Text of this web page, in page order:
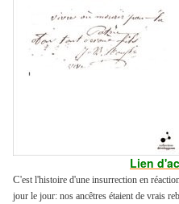
Lien
C'est l'histoire d'une insurrection en
jour le jour: nos ancêtres étaient de vrais